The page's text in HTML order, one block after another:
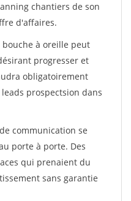
chantiers de son
d'affaires.
à oreille peut
progresser et
obligatoirement
prospectsion dans
communication se
porte à porte. Des
qui prenaient du
sans garantie